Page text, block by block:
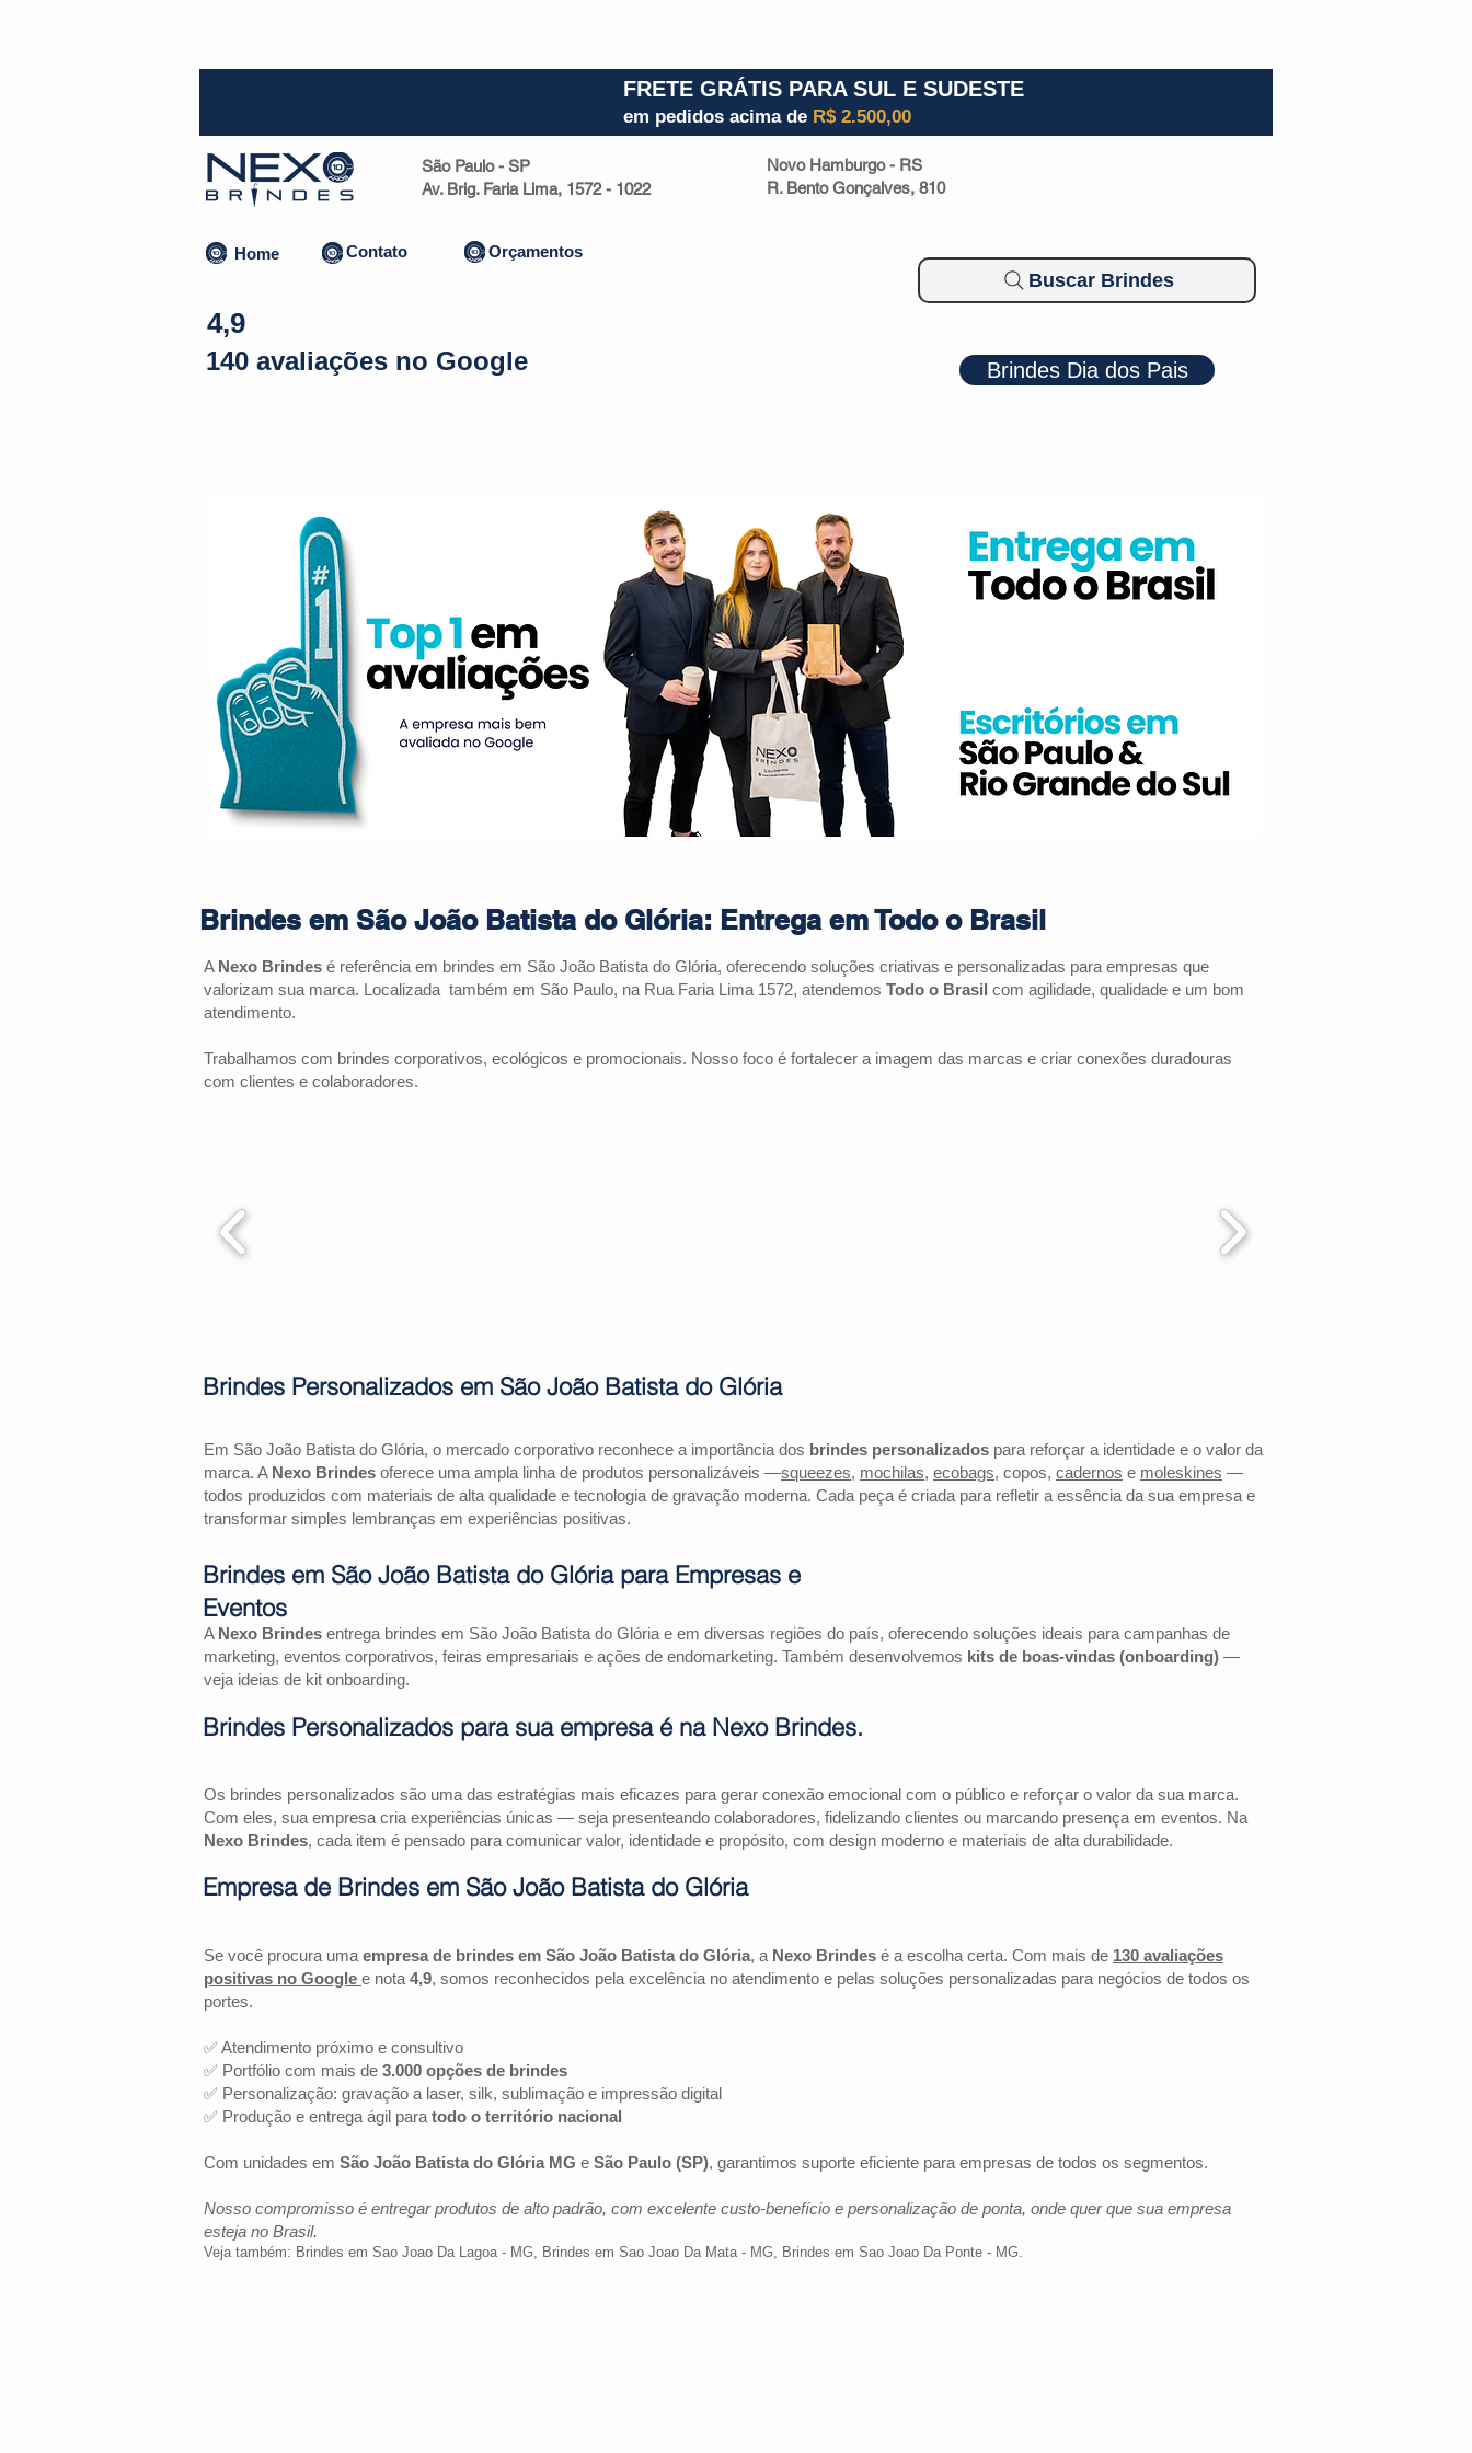
FRETE GRÁTIS PARA SUL E SUDESTE
em pedidos acima de R$ 2.500,00
São Paulo - SP
Av. Brig. Faria Lima, 1572 - 1022
Novo Hamburgo - RS
R. Bento Gonçalves, 810
Home Contato Orçamentos
4,9
140 avaliações no Google
Buscar Brindes
Brindes Dia dos Pais
Brindes em São João Batista do Glória: Entrega em Todo o Brasil
A Nexo Brindes é referência em brindes em São João Batista do Glória, oferecendo soluções criativas e personalizadas para empresas que
valorizam sua marca. Localizada também em São Paulo, na Rua Faria Lima 1572, atendemos Todo o Brasil com agilidade, qualidade e um bom
atendimento.
Trabalhamos com brindes corporativos, ecológicos e promocionais. Nosso foco é fortalecer a imagem das marcas e criar conexões duradouras
com clientes e colaboradores.
Em São João Batista do Glória, o mercado corporativo reconhece a importância dos brindes personalizados para reforçar a identidade e o valor da
marca. A Nexo Brindes oferece uma ampla linha de produtos personalizáveis —squeezes, mochilas, ecobags, copos, cadernos e moleskines —
todos produzidos com materiais de alta qualidade e tecnologia de gravação moderna. Cada peça é criada para refletir a essência da sua empresa e
transformar simples lembranças em experiências positivas.
A Nexo Brindes entrega brindes em São João Batista do Glória e em diversas regiões do país, oferecendo soluções ideais para campanhas de
marketing, eventos corporativos, feiras empresariais e ações de endomarketing. Também desenvolvemos kits de boas-vindas (onboarding) —
veja ideias de kit onboarding.
Os brindes personalizados são uma das estratégias mais eficazes para gerar conexão emocional com o público e reforçar o valor da sua marca.
Com eles, sua empresa cria experiências únicas — seja presenteando colaboradores, fidelizando clientes ou marcando presença em eventos. Na
Nexo Brindes, cada item é pensado para comunicar valor, identidade e propósito, com design moderno e materiais de alta durabilidade.
Se você procura uma empresa de brindes em São João Batista do Glória, a Nexo Brindes é a escolha certa. Com mais de 130 avaliações
positivas no Google e nota 4,9, somos reconhecidos pela excelência no atendimento e pelas soluções personalizadas para negócios de todos os
portes.
✅ Atendimento próximo e consultivo
✅ Portfólio com mais de 3.000 opções de brindes
✅ Personalização: gravação a laser, silk, sublimação e impressão digital
✅ Produção e entrega ágil para todo o território nacional
Com unidades em São João Batista do Glória MG e São Paulo (SP), garantimos suporte eficiente para empresas de todos os segmentos.
Nosso compromisso é entregar produtos de alto padrão, com excelente custo-benefício e personalização de ponta, onde quer que sua empresa
esteja no Brasil.
Veja também: Brindes em Sao Joao Da Lagoa - MG, Brindes em Sao Joao Da Mata - MG, Brindes em Sao Joao Da Ponte - MG.
Brindes Personalizados em São João Batista do Glória
Brindes em São João Batista do Glória para Empresas e
Eventos
Brindes Personalizados para sua empresa é na Nexo Brindes.
Empresa de Brindes em São João Batista do Glória